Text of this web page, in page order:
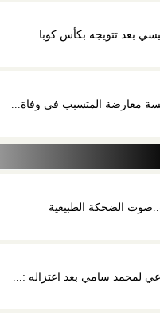
بعد تتويجه بكأس كوبا...
معارضة المتسبب فى وفاة...
الضحكة الطبيعية
لمحمد سامي بعد اعتزاله :...